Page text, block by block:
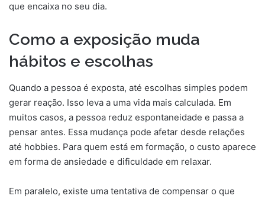
que encaixa no seu dia.
Como a exposição muda
hábitos e escolhas
Quando a pessoa é exposta, até escolhas simples podem
gerar reação. Isso leva a uma vida mais calculada. Em
muitos casos, a pessoa reduz espontaneidade e passa a
pensar antes. Essa mudança pode afetar desde relações
até hobbies. Para quem está em formação, o custo aparece
em forma de ansiedade e dificuldade em relaxar.
Em paralelo, existe uma tentativa de compensar o que